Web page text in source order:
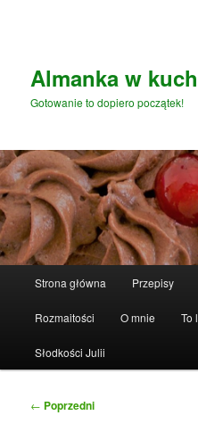
Almanka w
Gotowanie to dopiero początek!
Strona główna Przepisy
Rozmaitości O mnie To
Słodkości Julii
Nawigacja
← Poprzedni